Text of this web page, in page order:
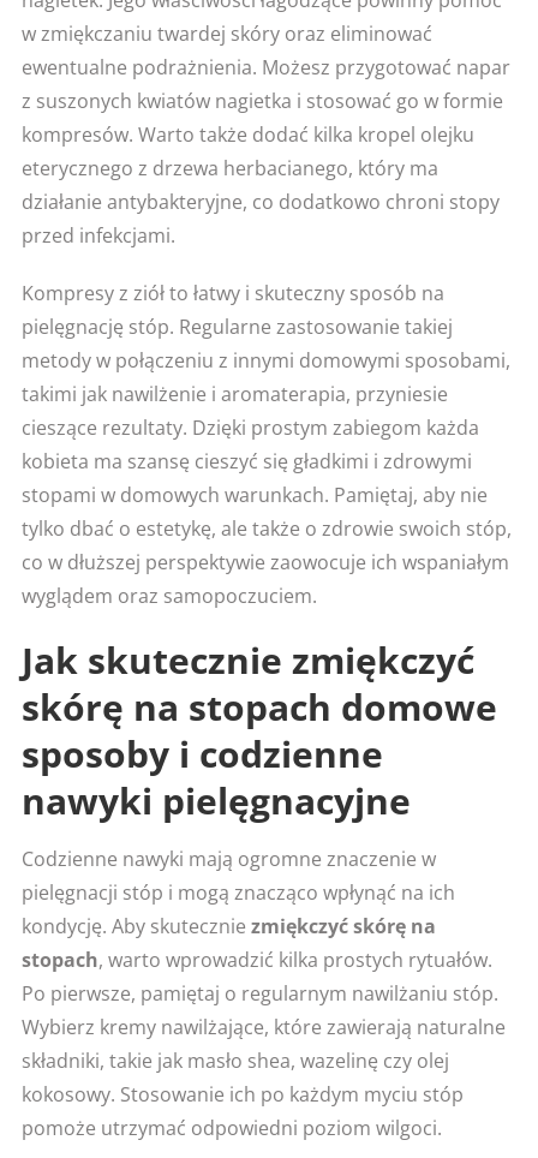
w zmiękczaniu twardej skóry oraz eliminować
ewentualne podrażnienia. Możesz przygotować napar
z suszonych kwiatów nagietka i stosować go w formie
kompresów. Warto także dodać kilka kropel olejku
eterycznego z drzewa herbacianego, który ma
działanie antybakteryjne, co dodatkowo chroni stopy
przed infekcjami.
Kompresy z ziół to łatwy i skuteczny sposób na
pielęgnację stóp. Regularne zastosowanie takiej
metody w połączeniu z innymi domowymi sposobami,
takimi jak nawilżenie i aromaterapia, przyniesie
cieszące rezultaty. Dzięki prostym zabiegom każda
kobieta ma szansę cieszyć się gładkimi i zdrowymi
stopami w domowych warunkach. Pamiętaj, aby nie
tylko dbać o estetykę, ale także o zdrowie swoich stóp,
co w dłuższej perspektywie zaowocuje ich wspaniałym
wyglądem oraz samopoczuciem.
Jak skutecznie zmiękczyć
skórę na stopach domowe
sposoby i codzienne
nawyki pielęgnacyjne
Codzienne nawyki mają ogromne znaczenie w
pielęgnacji stóp i mogą znacząco wpłynąć na ich
kondycję. Aby skutecznie zmiękczyć skórę na
stopach, warto wprowadzić kilka prostych rytuałów.
Po pierwsze, pamiętaj o regularnym nawilżaniu stóp.
Wybierz kremy nawilżające, które zawierają naturalne
składniki, takie jak masło shea, wazelinę czy olej
kokosowy. Stosowanie ich po każdym myciu stóp
pomoże utrzymać odpowiedni poziom wilgoci.